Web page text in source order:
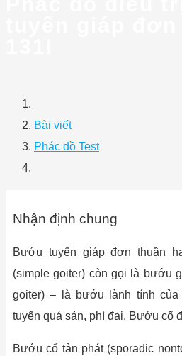
Bài viết
Phác đồ Test
Nhận định chung
Bướu tuyến giáp đơn thuần
(simple goiter) còn gọi là bướu
goiter) – là bướu lành tính
tuyến quá sản, phì đại. Bướu cổ
Bướu cổ tản phát (sporadic